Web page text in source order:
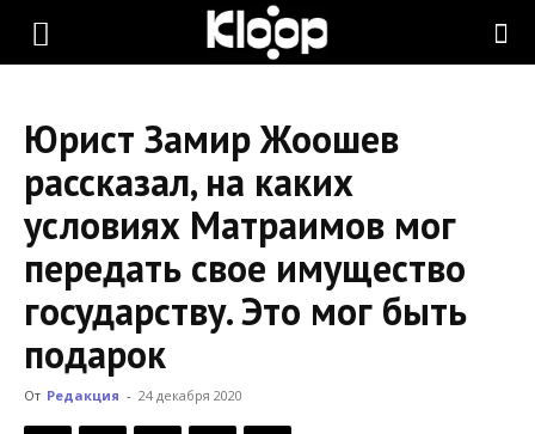
KLOOP.KG
Новости
Кыргызстана
Юрист Замир Жоошев
рассказал, на каких
условиях Матраимов мог
передать свое имущество
государству. Это мог быть
подарок
От Редакция - 24 декабря 2020